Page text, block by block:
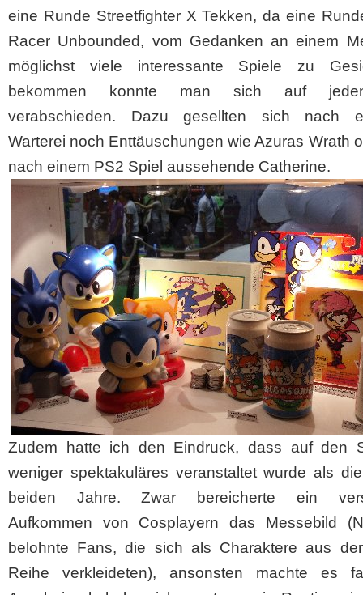
eine Runde Streetfighter X Tekken, da eine
Racer Unbounded, vom Gedanken an einem
möglichst viele interessante Spiele zu
bekommen konnte man sich auf
verabschieden. Dazu gesellten sich nach
Warterei noch Enttäuschungen wie Azuras Wrath
nach einem PS2 Spiel aussehende Catherine.
Zudem hatte ich den Eindruck, dass auf den
weniger spektakuläres veranstaltet wurde als
beiden Jahre. Zwar bereicherte ein
Aufkommen von Cosplayern das Messebild
belohnte Fans, die sich als Charaktere aus
Reihe verkleideten), ansonsten machte es